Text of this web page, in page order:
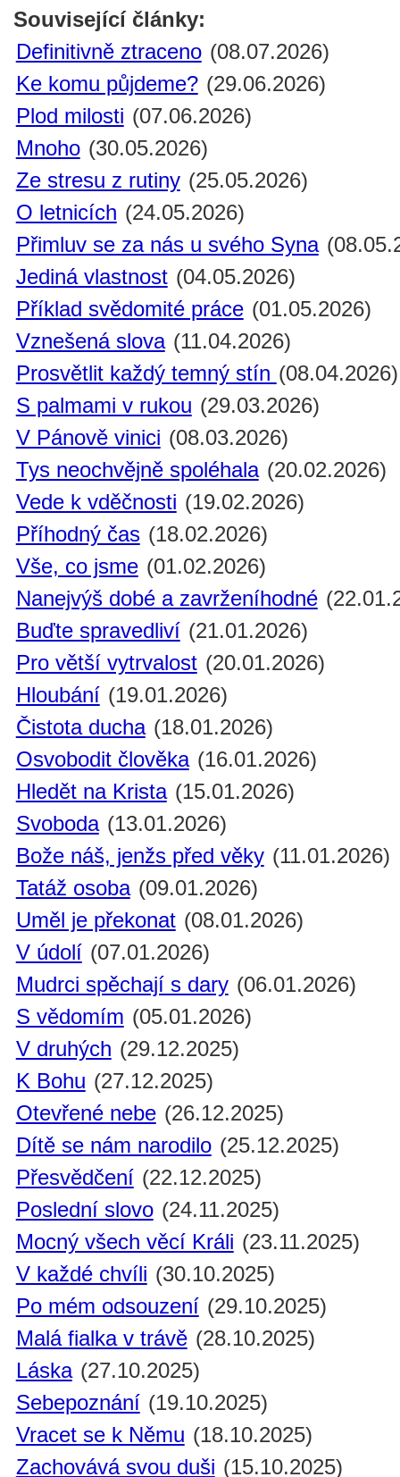
Související články:
Definitivně ztraceno (08.07.2026)
Ke komu půjdeme? (29.06.2026)
Plod milosti (07.06.2026)
Mnoho (30.05.2026)
Ze stresu z rutiny (25.05.2026)
O letnicích (24.05.2026)
Přimluv se za nás u svého Syna
Jediná vlastnost (04.05.2026)
Příklad svědomité práce (01.05.2026)
Vznešená slova (11.04.2026)
Prosvětlit každý temný stín (08.04.2026)
S palmami v rukou (29.03.2026)
V Pánově vinici (08.03.2026)
Tys neochvějně spoléhala (20.02.2026)
Vede k vděčnosti (19.02.2026)
Příhodný čas (18.02.2026)
Vše, co jsme (01.02.2026)
Nanejvýš dobé a zavrženíhodné
Buďte spravedliví (21.01.2026)
Pro větší vytrvalost (20.01.2026)
Hloubání (19.01.2026)
Čistota ducha (18.01.2026)
Osvobodit člověka (16.01.2026)
Hledět na Krista (15.01.2026)
Svoboda (13.01.2026)
Bože náš, jenžs před věky (11.01.2026)
Tatáž osoba (09.01.2026)
Uměl je překonat (08.01.2026)
V údolí (07.01.2026)
Mudrci spěchají s dary (06.01.2026)
S vědomím (05.01.2026)
V druhých (29.12.2025)
K Bohu (27.12.2025)
Otevřené nebe (26.12.2025)
Dítě se nám narodilo (25.12.2025)
Přesvědčení (22.12.2025)
Poslední slovo (24.11.2025)
Mocný všech věcí Králi (23.11.2025)
V každé chvíli (30.10.2025)
Po mém odsouzení (29.10.2025)
Malá fialka v trávě (28.10.2025)
Láska (27.10.2025)
Sebepoznání (19.10.2025)
Vracet se k Němu (18.10.2025)
Zachovává svou duši (15.10.2025)